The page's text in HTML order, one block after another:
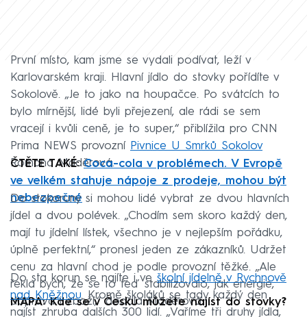
První místo, kam jsme se vydali podívat, leží v
Karlovarském kraji. Hlavní jídlo do stovky pořídíte v
Sokolově. „Je to jako na houpačce. Po svátcích to
bylo mírnější, lidé byli přejezení, ale rádi se sem
vracejí i kvůli ceně, je to super,“ přiblížila pro CNN
Prima NEWS provozní Pivnice U Smrků Sokolov
Romana Maděrová.
ČTĚTE TAKÉ:Coca-cola v problémech. V Evropě
ve velkém stahuje nápoje z prodeje, mohou být
nebezpečné
Do stokoruny si mohou lidé vybrat ze dvou hlavních
jídel a dvou polévek. „Chodím sem skoro každý den,
mají tu jídelní lístek, všechno je v nejlepším pořádku,
úplně perfektní,“ pronesl jeden ze zákazníků. Udržet
cenu za hlavní chod je podle provozní těžké. „Ale
řekla bych, že se to teď stabilizovalo, jak energie,
doprava i zboží,“ dodala Maděrová.
MAPA: Kde se v Česku můžete najíst do stovky?
Do sta korun se najíte i ve školní jídelně v Rychnově
nad Kněžnou. Kromě školáků se tady každý den
najíst zhruba dalších 300 lidí. „Vaříme tři druhy jídla,